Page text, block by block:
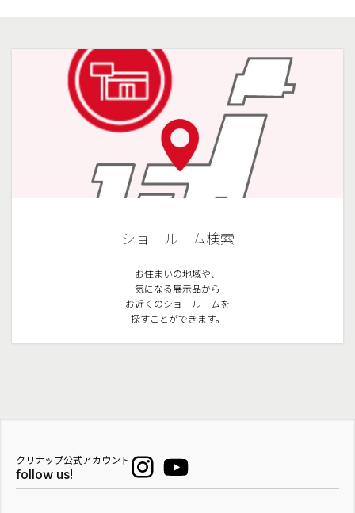
ショールーム検索
お住まいの地域や、
気になる展示品から
お近くのショールームを
探すことができます。
クリナップ公式アカウント
follow us!